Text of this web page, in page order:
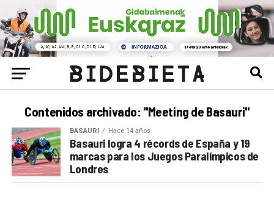
Contenidos archivado: "Meeting de Basauri"
BASAURI Hace 14 años
Basauri logra 4 récords de España y 19
marcas para los Juegos Paralímpicos de
Londres